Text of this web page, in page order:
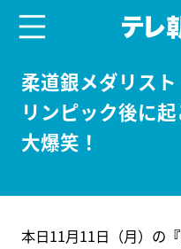
柔道銀メダリス
リンピック後に
大爆笑！
本日11月11日（月）の